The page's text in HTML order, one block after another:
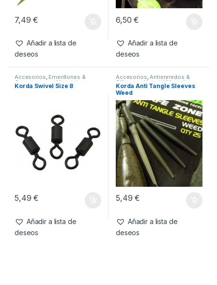
7,49€
Añadir a lista de
deseos
6,50€
Añadir a lista de
deseos
Accesorios, Emerillones &
Componentes ,Material
Montajes
Korda Swivel Size 8
5,49€
Añadir a lista de
deseos
Accesorios,Antienrredos &
Siliconas Material Montajes
Korda Anti Tangle Sleeves
Weed
5,49€
Añadir a lista de
deseos